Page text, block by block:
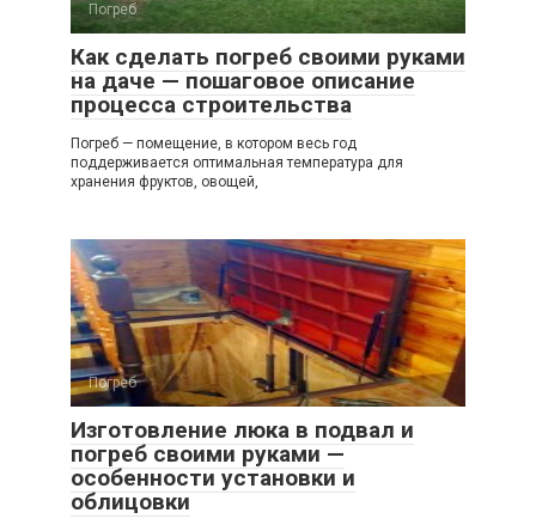
Погреб
Как сделать погреб своими руками
на даче — пошаговое описание
процесса строительства
Погреб — помещение, в котором весь год
поддерживается оптимальная температура для
хранения фруктов, овощей,
Погреб
Изготовление люка в подвал и
погреб своими руками —
особенности установки и
облицовки